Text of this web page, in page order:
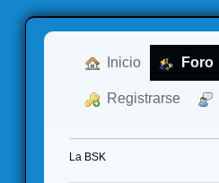
Inicio Foro
Registrarse
La BSK